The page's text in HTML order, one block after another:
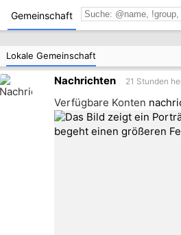
Gemeinschaft
Lokale Gemeinschaft
Nachrichten 21 Stunden
Verfügbare Konten